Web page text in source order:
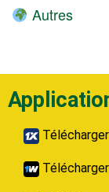
Autres